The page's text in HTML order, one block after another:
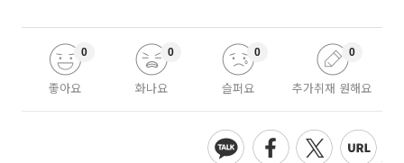
좋아요
0
화나요
0
슬퍼요
0
추가취재 원해요
0